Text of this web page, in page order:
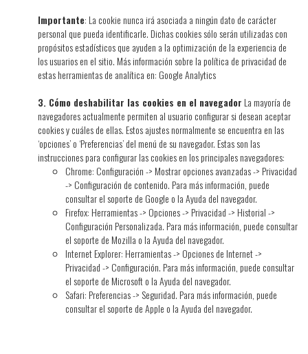
Importante: La cookie nunca irá asociada a ningún dato de carácter
personal que pueda identificarle. Dichas cookies sólo serán utilizadas con
propósitos estadísticos que ayuden a la optimización de la experiencia de
los usuarios en el sitio. Más información sobre la política de privacidad de
estas herramientas de analítica en: Google Analytics
3. Cómo deshabilitar las cookies en el navegador La mayoría de
navegadores actualmente permiten al usuario configurar si desean aceptar
cookies y cuáles de ellas. Estos ajustes normalmente se encuentra en las
‘opciones’ o ‘Preferencias’ del menú de su navegador. Estas son las
instrucciones para configurar las cookies en los principales navegadores:
Chrome: Configuración -> Mostrar opciones avanzadas -> Privacidad
-> Configuración de contenido. Para más información, puede
consultar el soporte de Google o la Ayuda del navegador.
Firefox: Herramientas -> Opciones -> Privacidad -> Historial ->
Configuración Personalizada. Para más información, puede consultar
el soporte de Mozilla o la Ayuda del navegador.
Internet Explorer: Herramientas -> Opciones de Internet ->
Privacidad -> Configuración. Para más información, puede consultar
el soporte de Microsoft o la Ayuda del navegador.
Safari: Preferencias -> Seguridad. Para más información, puede
consultar el soporte de Apple o la Ayuda del navegador.